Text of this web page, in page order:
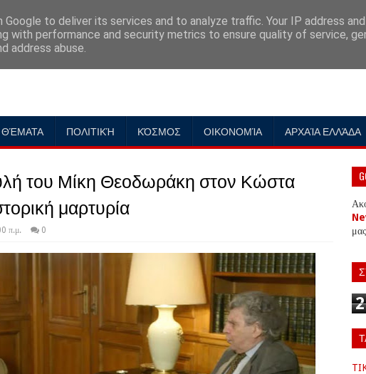
ΘΈΜΑΤΑ ΠΟΛΙΤΙΚΉ ΚΌΣΜΟΣ ΟΙΚΟΝΟΜΊΑ ΑΡΧΑΊΑ ΕΛΛΆΔΑ
του Μίκη Θεοδωράκη στον Κώστα
μαρτυρία
π.μ. 0
2
to deliver its services and to analyze traffic. Your IP address
with performance and security metrics to ensure quality of service,
address abuse.